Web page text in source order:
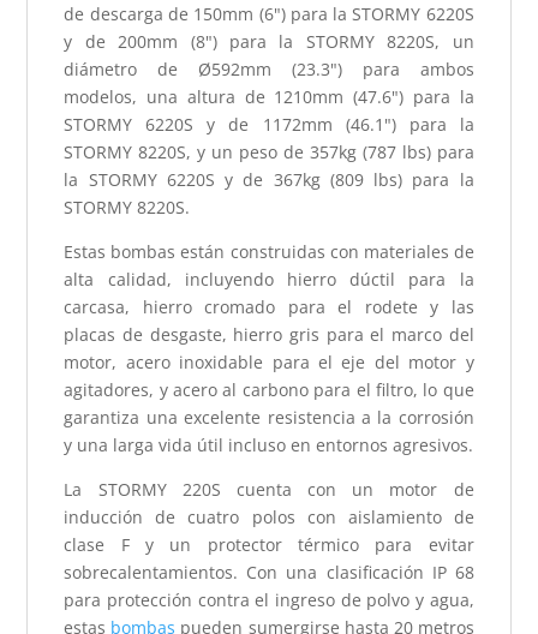
de descarga de 150mm (6") para la STORMY 6220S
y de 200mm (8") para la STORMY 8220S, un
diámetro de Ø592mm (23.3") para ambos
modelos, una altura de 1210mm (47.6") para la
STORMY 6220S y de 1172mm (46.1") para la
STORMY 8220S, y un peso de 357kg (787 lbs) para
la STORMY 6220S y de 367kg (809 lbs) para la
STORMY 8220S.
Estas bombas están construidas con materiales de
alta calidad, incluyendo hierro dúctil para la
carcasa, hierro cromado para el rodete y las
placas de desgaste, hierro gris para el marco del
motor, acero inoxidable para el eje del motor y
agitadores, y acero al carbono para el filtro, lo que
garantiza una excelente resistencia a la corrosión
y una larga vida útil incluso en entornos agresivos.
La STORMY 220S cuenta con un motor de
inducción de cuatro polos con aislamiento de
clase F y un protector térmico para evitar
sobrecalentamientos. Con una clasificación IP 68
para protección contra el ingreso de polvo y agua,
estas bombas pueden sumergirse hasta 20 metros